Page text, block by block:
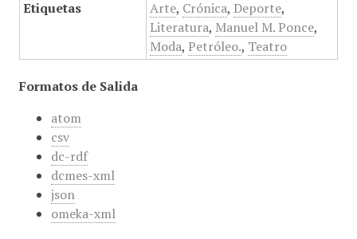
Etiquetas Arte, Crónica, Deporte,
Literatura, Manuel M. Ponce,
Moda, Petróleo., Teatro
Formatos de Salida
atom
csv
dc-rdf
dcmes-xml
json
omeka-xml